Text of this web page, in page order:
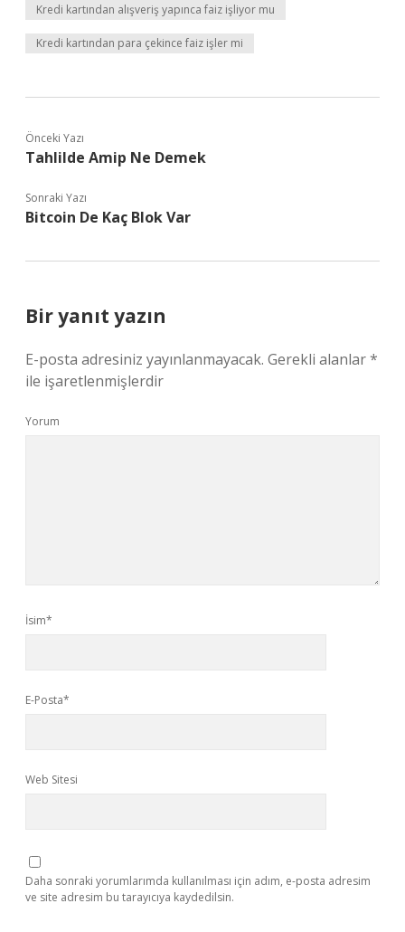
Kredi kartından alışveriş yapınca faiz işliyor mu
Kredi kartından para çekince faiz işler mi
Önceki Yazı
Tahlilde Amip Ne Demek
Sonraki Yazı
Bitcoin De Kaç Blok Var
Bir yanıt yazın
E-posta adresiniz yayınlanmayacak. Gerekli alanlar*
ile işaretlenmişlerdir
Yorum
İsim*
E-Posta*
Web Sitesi
Daha sonraki yorumlarımda kullanılması için adım, e-posta adresim
ve site adresim bu tarayıcıya kaydedilsin.